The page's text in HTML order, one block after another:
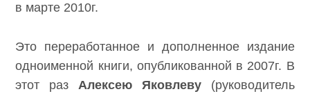
в марте 2010г.
Это переработанное и дополненное издание
одноименной книги, опубликованной в 2007г. В
этот раз Алексею Яковлеву(руководитель